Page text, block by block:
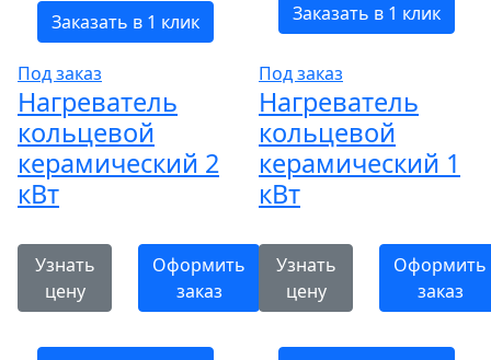
Заказать в 1 клик Заказать в 1 клик
Под заказ
Нагреватель
кольцевой
керамический 2
кВт
Узнать
цену
Оформить
заказ
Под заказ
Нагреватель
кольцевой
керамический 1
кВт
Узнать
цену
Оформить
заказ